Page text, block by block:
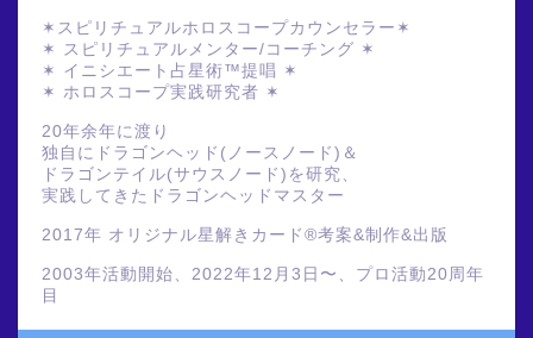
✶スピリチュアルホロスコープカウンセラー✶
✶ スピリチュアルメンター/コーチング ✶
✶ イニシエート占星術™提唱 ✶
✶ ホロスコープ実践研究者 ✶
20年余年に渡り
独自にドラゴンヘッド(ノースノード)＆
ドラゴンテイル(サウスノード)を研究、
実践してきたドラゴンヘッドマスター
2017年 オリジナル星解きカード®️考案&制作&出版
2003年活動開始、2022年12月3日〜、プロ活動20周年
目